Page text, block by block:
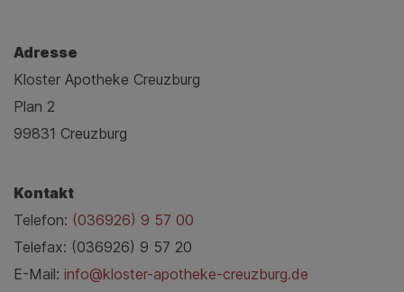
Adresse
Kloster Apotheke Creuzburg
Plan 2
99831 Creuzburg
Kontakt
Telefon: (036926) 9 57 00
Telefax: (036926) 9 57 20
E-Mail: info@kloster-apotheke-creuzburg.de